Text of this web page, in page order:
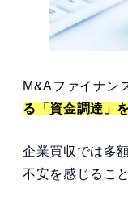
M&Aファイナン
る「資金調達」
企業買収では多
不安を感じるこ